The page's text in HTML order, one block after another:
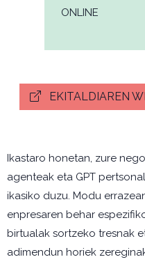
ONLINE
EKITALDIAREN
Ikastaro honetan, zure
agenteak eta GPT
ikasiko duzu. Modu
enpresaren behar
birtualak sortzeko tresnak
adimendun horiek